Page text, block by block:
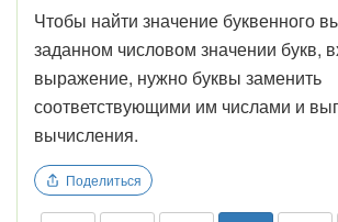
Чтобы найти значение буквенного
заданном числовом значении букв,
выражение, нужно буквы заменить
соответствующими им числами и
вычисления.
Поделиться